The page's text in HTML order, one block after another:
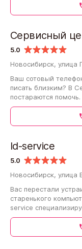
5.0
Сервисный
Новосибирск, улица
Ваш сотовый
писать близким? В
постараются
быть следующие
5.0
Id-service
Новосибирск, улица
Вас перестали
старенького
service
осуществит